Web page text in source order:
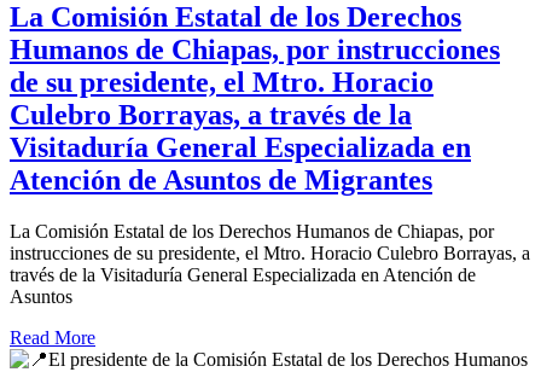
La Comisión Estatal de los Derechos
Humanos de Chiapas, por instrucciones
de su presidente, el Mtro. Horacio
Culebro Borrayas, a través de la
Visitaduría General Especializada en
Atención de Asuntos de Migrantes
La Comisión Estatal de los Derechos Humanos de Chiapas, por
instrucciones de su presidente, el Mtro. Horacio Culebro Borrayas, a
través de la Visitaduría General Especializada en Atención de
Asuntos
Read More